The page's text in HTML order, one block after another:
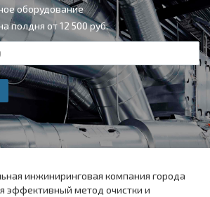
оборудование
полдня от 12 500 руб.
инжиниринговая компания города
эффективный метод очистки и